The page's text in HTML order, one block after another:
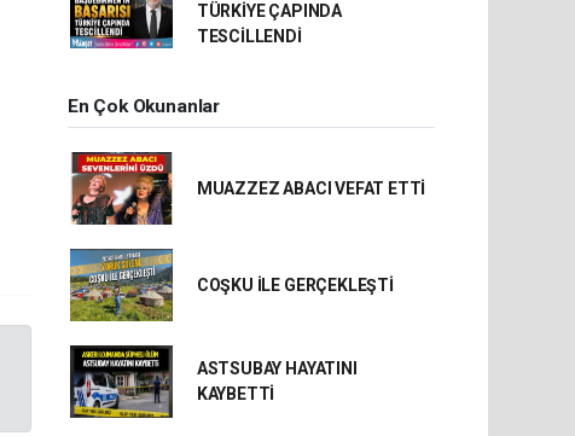
TÜRKİYE ÇAPINDA
TESCİLLENDİ
En Çok Okunanlar
MUAZZEZ ABACI VEFAT ETTİ
COŞKU İLE GERÇEKLEŞTİ
ASTSUBAY HAYATINI
KAYBETTİ